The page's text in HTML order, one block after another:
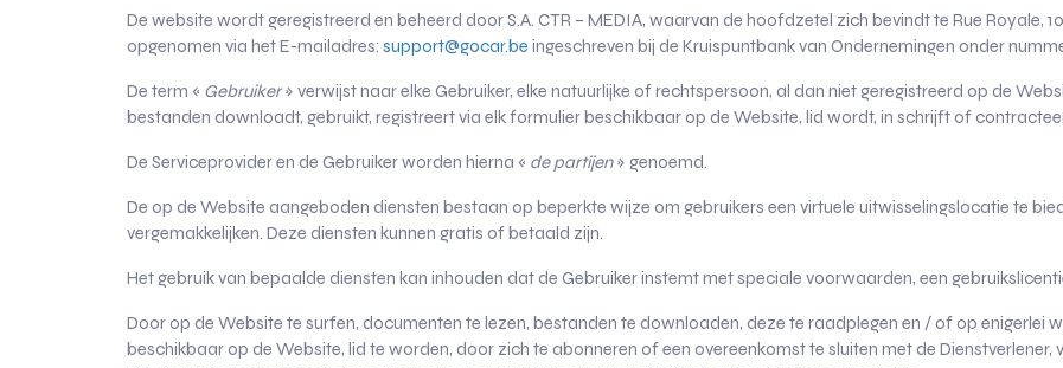
De website wordt geregistreerd en beheerd door S.A. CTR – MEDIA, waarvan de hoofdzetel zich bevindt te Rue Royale,
opgenomen via het E-mailadres: support@gocar.be ingeschreven bij de Kruispuntbank van Ondernemingen onder
De term « Gebruiker» verwijst naar elke Gebruiker, elke natuurlijke of rechtspersoon, al dan niet geregistreerd op de
bestanden downloadt, gebruikt, registreert via elk formulier beschikbaar op de Website, lid wordt, in schrijft of
De Serviceprovider en de Gebruiker worden hierna « de partijen» genoemd.
De op de Website aangeboden diensten bestaan ​​op beperkte wijze om gebruikers een virtuele uitwisselingslocatie te
vergemakkelijken. Deze diensten kunnen gratis of betaald zijn.
Het gebruik van bepaalde diensten kan inhouden dat de Gebruiker instemt met speciale voorwaarden, een
Door op de Website te surfen, documenten te lezen, bestanden te downloaden, deze te raadplegen en / of op enigerlei
beschikbaar op de Website, lid te worden, door zich te abonneren of een overeenkomst te sluiten met de